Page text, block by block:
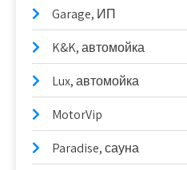
Garage, ИП
K&K, автомойка
Lux, автомойка
MotorVip
Paradise, сауна